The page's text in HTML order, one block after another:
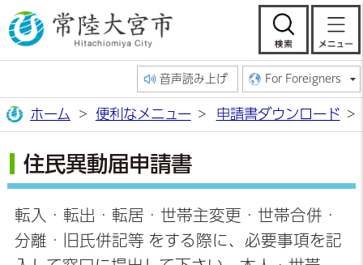
常陸大宮市公
検
音声読み上げ For Foreigners
ホーム 便利なメニュー 申請書ダウンロード
住民異動届申請書
転入・転出・転居・世帯主変更・世帯合併・
分離・旧氏併記等 をする際に、必要事項を記